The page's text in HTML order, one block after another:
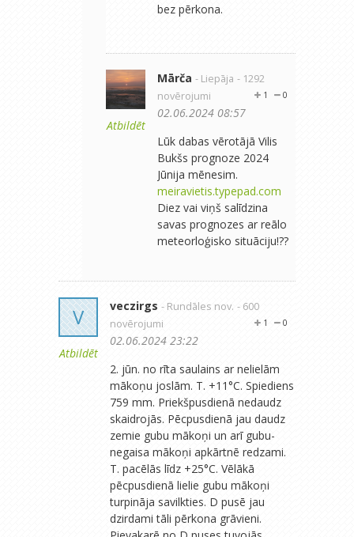
bez pērkona.
Atbildēt
Mārča - Liepāja - 1292
novērojumi
0
1
02.06.2024 08:57
Lūk dabas vērotājā Vilis
Bukšs prognoze 2024
Jūnija mēnesim.
meiravietis.typepad.com
Diez vai viņš salīdzina
savas prognozes ar reālo
meteorloģisko situāciju!??
V
Atbildēt
veczirgs - Rundāles nov. - 600
novērojumi
0
1
02.06.2024 23:22
2. jūn. no rīta saulains ar nelielām
mākoņu joslām. T. +11°C. Spiediens
759 mm. Priekšpusdienā nedaudz
skaidrojās. Pēcpusdienā jau daudz
zemie gubu mākoņi un arī gubu-
negaisa mākoņi apkārtnē redzami.
T. pacēlās līdz +25°C. Vēlākā
pēcpusdienā lielie gubu mākoņi
turpināja savilkties. D pusē jau
dzirdami tāli pērkona grāvieni.